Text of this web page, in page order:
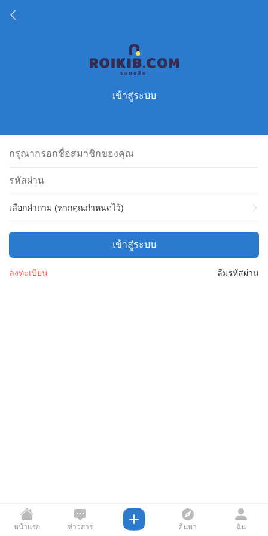
เข้าสู่ระบบ
เลือกคำถาม (หากคุณกำหนดไว้)
เข้าสู่ระบบ
ลืมรหัสผ่าน
ลงทะเบียน
หน้าแรก ข่าวสาร ค้นหา ฉัน